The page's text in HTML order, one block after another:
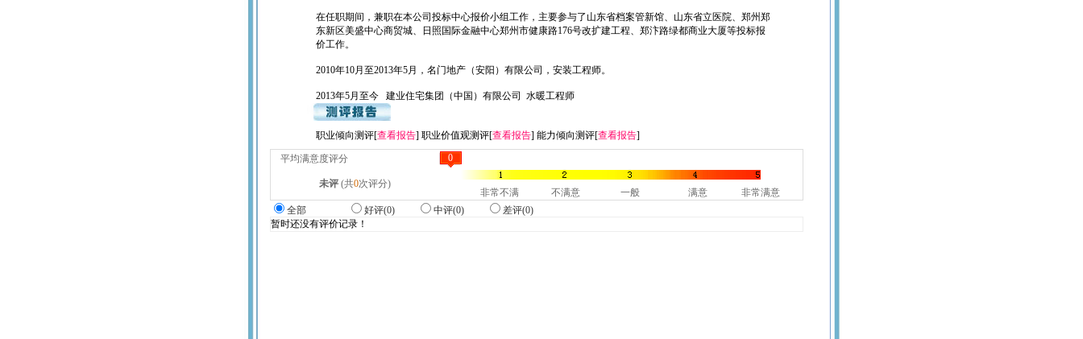
在任职期间，兼职在本公司投标中心报价小组工作，主要参与了山东省档案管新馆、山东省立医院、郑州郑
东新区美盛中心商贸城、日照国际金融中心郑州市健康路176号改扩建工程、郑汴路绿都商业大厦等投标报
价工作。
2010年10月至2013年5月，名门地产（安阳）有限公司，安装工程师。
2013年5月至今 建业住宅集团（中国）有限公司 水暖工程师
职业倾向测评[查看报告] 职业价值观测评[查看报告] 能力倾向测评[查看报告]